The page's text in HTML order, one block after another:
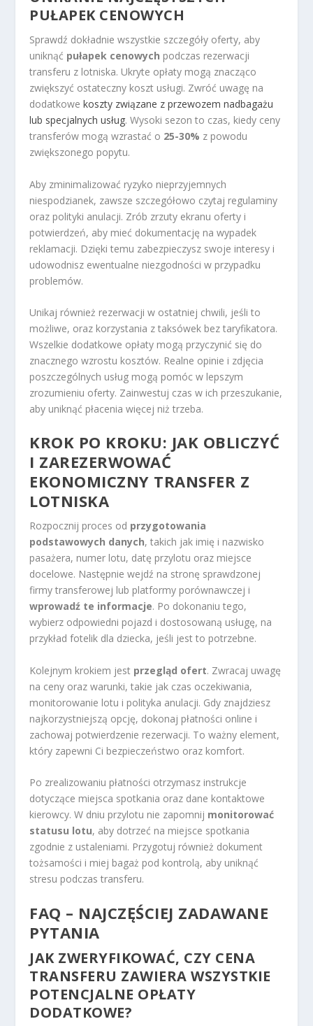
PUŁAPEK CENOWYCH
Sprawdź dokładnie wszystkie szczegóły oferty, aby
uniknąć pułapek cenowych podczas rezerwacji
transferu z lotniska. Ukryte opłaty mogą znacząco
zwiększyć ostateczny koszt usługi. Zwróć uwagę na
dodatkowekoszty związane z przewozem nadbagażu
lub specjalnych usług. Wysoki sezon to czas, kiedy ceny
transferów mogą wzrastać o 25-30% z powodu
zwiększonego popytu.
Aby zminimalizować ryzyko nieprzyjemnych
niespodzianek, zawsze szczegółowo czytaj regulaminy
oraz polityki anulacji. Zrób zrzuty ekranu oferty i
potwierdzeń, aby mieć dokumentację na wypadek
reklamacji. Dzięki temu zabezpieczysz swoje interesy i
udowodnisz ewentualne niezgodności w przypadku
problemów.
Unikaj również rezerwacji w ostatniej chwili, jeśli to
możliwe, oraz korzystania z taksówek bez taryfikatora.
Wszelkie dodatkowe opłaty mogą przyczynić się do
znacznego wzrostu kosztów. Realne opinie i zdjęcia
poszczególnych usług mogą pomóc w lepszym
zrozumieniu oferty. Zainwestuj czas w ich przeszukanie,
aby uniknąć płacenia więcej niż trzeba.
KROK PO KROKU: JAK OBLICZYĆ
I ZAREZERWOWAĆ
EKONOMICZNY TRANSFER Z
LOTNISKA
Rozpocznij proces od przygotowania
podstawowych danych, takich jak imię i nazwisko
pasażera, numer lotu, datę przylotu oraz miejsce
docelowe. Następnie wejdź na stronę sprawdzonej
firmy transferowej lub platformy porównawczej i
wprowadź te informacje. Po dokonaniu tego,
wybierz odpowiedni pojazd i dostosowaną usługę, na
przykład fotelik dla dziecka, jeśli jest to potrzebne.
Kolejnym krokiem jest przegląd ofert. Zwracaj uwagę
na ceny oraz warunki, takie jak czas oczekiwania,
monitorowanie lotu i polityka anulacji. Gdy znajdziesz
najkorzystniejszą opcję, dokonaj płatności online i
zachowaj potwierdzenie rezerwacji. To ważny element,
który zapewni Ci bezpieczeństwo oraz komfort.
Po zrealizowaniu płatności otrzymasz instrukcje
dotyczące miejsca spotkania oraz dane kontaktowe
kierowcy. W dniu przylotu nie zapomnij monitorować
statusu lotu, aby dotrzeć na miejsce spotkania
zgodnie z ustaleniami. Przygotuj również dokument
tożsamości i miej bagaż pod kontrolą, aby uniknąć
stresu podczas transferu.
FAQ – NAJCZĘŚCIEJ ZADAWANE
PYTANIA
JAK ZWERYFIKOWAĆ, CZY CENA
TRANSFERU ZAWIERA WSZYSTKIE
POTENCJALNE OPŁATY
DODATKOWE?